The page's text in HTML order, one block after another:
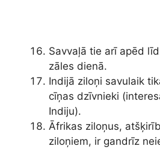
Savvaļā tie arī apēd
zāles dienā.
Indijā ziloņi savulaik
cīņas dzīvnieki
Indiju).
Āfrikas ziloņus,
ziloņiem, ir gandrīz